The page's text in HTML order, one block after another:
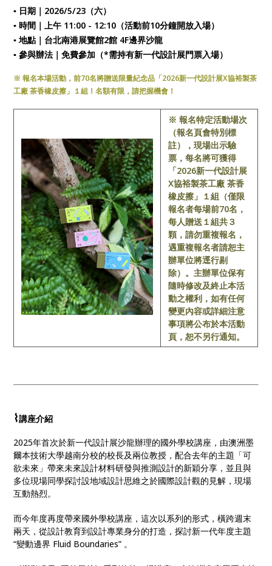
▪ 日期｜2026/5/23（六）
▪ 時間｜上午 11:00 - 12:10（活動前10分鐘開放入場）
▪ 地點｜台北南港展覽館2館 4F邊界沙龍
▪ 參與辦法｜免費參加（*需持有新一代設計展門票入場）
※ 報名本場活動，前70名將贈送限量紀念品「2026新一代設計展X協裕製茶
工廠 茶香橡皮擦」１組！名額有限，請把握機會！
※ 報名特定活動場次
（報名頁會特別標
註），現場出示驗
票，每名將可獲得
「2026新一代設計展
X協裕製茶工廠 茶香
橡皮擦」１組（僅限
報名者每場前70名，
每人贈送１組共３
顆，請勿重複報名，
遇重複報名者請恕主
辦單位將逕行剔
除）。主辦單位保有
隨時修改及終止本活
動之權利，如有任何
變更內容或詳細注意
事項將公布於本活動
頁，恕不另行通知。
⌇講座介紹
2025年首次於新一代設計展沙龍辦理的國外學校講座，由澳洲墨
爾本技術大學越南分校的校長及兩位教授，配合去年的主題「可
欲未來」帶來未來設計材料研發與推測設計的新穎分享，並且與
多位現場同學探討設地域設計思維之於國際設計觀的見解，現場
互動熱烈。
而今年度再度帶來國外學校講座，這次以系列的形式，橫跨週末
兩天，從設計教育到設計專業身分的打造，探討新一代年度主題
“變動邊界 Fluid Boundaries” 。